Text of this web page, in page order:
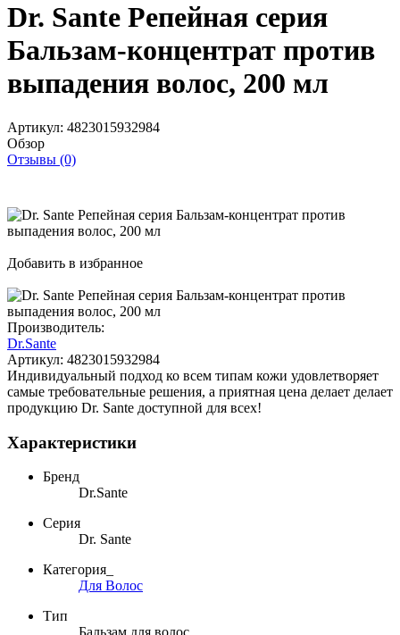
Dr. Sante Репейная серия
Бальзам-концентрат против
выпадения волос, 200 мл
Артикул: 4823015932984
Обзор
Отзывы (0)
Добавить в избранное
Производитель:
Dr.Sante
Артикул: 4823015932984
Индивидуальный подход ко всем типам кожи удовлетворяет
самые требовательные решения, а приятная цена делает делает
продукцию Dr. Sante доступной для всех!
Характеристики
Бренд
Dr.Sante
Серия
Dr. Sante
Категория_
Для Волос
Тип